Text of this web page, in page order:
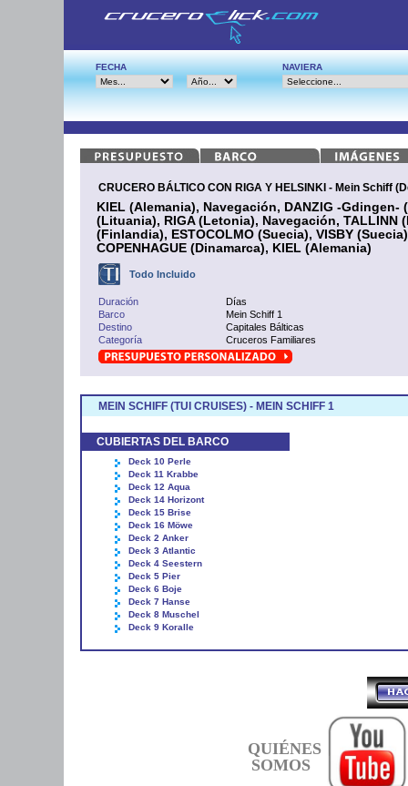
FECHA NAVIERA
CRUCERO BÁLTICO CON RIGA Y HELSINKI - Mein Schiff
KIEL (Alemania), Navegación, DANZIG -Gdingen-
(Lituania), RIGA (Letonia), Navegación, TALLINN
(Finlandia), ESTOCOLMO (Suecia), VISBY
COPENHAGUE (Dinamarca), KIEL (Alemania)
Todo Incluido
Duración
Días
Barco
Mein Schiff 1
Destino
Capitales Bálticas
Categoría
Cruceros Familiares
MEIN SCHIFF (TUI CRUISES) - MEIN SCHIFF 1
CUBIERTAS DEL BARCO
Deck 10 Perle
Deck 11 Krabbe
Deck 12 Aqua
Deck 14 Horizont
Deck 15 Brise
Deck 16 Möwe
Deck 2 Anker
Deck 3 Atlantic
Deck 4 Seestern
Deck 5 Pier
Deck 6 Boje
Deck 7 Hanse
Deck 8 Muschel
Deck 9 Koralle
QUIÉNES
SOMOS